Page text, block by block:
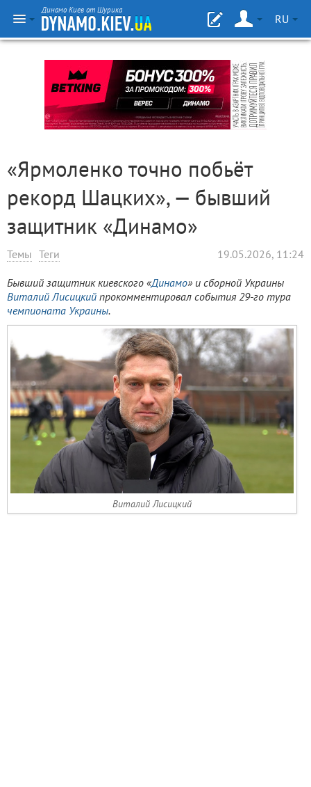
Динамо Киев от Шурика
RU
«Ярмоленко точно побьёт
рекорд Шацких», — бывший
защитник «Динамо»
Темы Теги 19.05.2026, 11:24
Бывший защитник киевского «Динамо» и сборной Украины
Виталий Лисицкий прокомментировал события 29-го тура
чемпионата Украины.
Виталий Лисицкий